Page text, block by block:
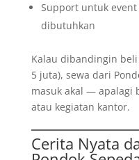
Support untuk
dibutuhkan
Kalau dibandingin
5 juta), sewa dari
masuk akal — apalagi
atau kegiatan kantor.
Cerita Nyata